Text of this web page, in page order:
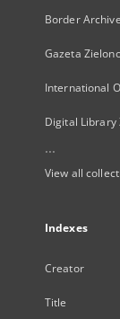
Border Archive
Gazeta
International
Digital Library
...
View all
Indexes
Creator
Title